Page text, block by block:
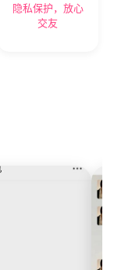
隐私保护，放心
交友